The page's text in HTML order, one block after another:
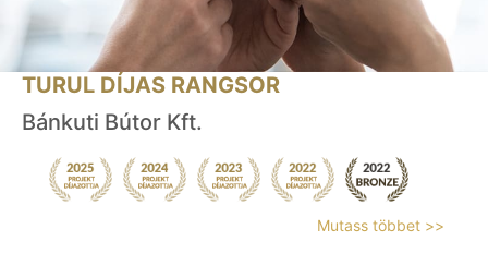
TURUL DÍJAS RANGSOR
Bánkuti Bútor Kft.
Mutass többet >>